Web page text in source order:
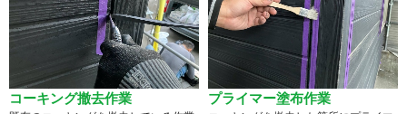
コーキング撤去作業 プライマー塗布作業